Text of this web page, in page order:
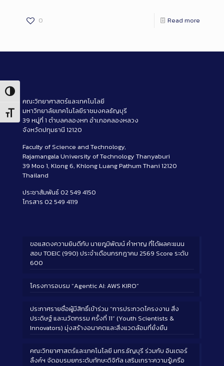
Toggle High Contrast
Toggle Font size
0 Read more
คณะวิทยาศาสตร์และเทคโนโลยี
มหาวิทยาลัยเทคโนโลยีราชมงคลธัญบุรี
39 หมู่ที่ 1 ตำบลคลองหก อำเภอคลองหลวง
จังหวัดปทุมธานี 12120
Faculty of Science and Technology,
Rajamangala University of Technology Thanyaburi
39 Moo 1, Klong 6, Khlong Luang Pathum Thani 12120
Thailand
ประชาสัมพันธ์ 02 549 4150
โทรสาร 02 549 4119
ขอแสดงความยินดีกับ นายภูมิพัฒน์ คำหาญ ที่ได้ผลคะแนน
สอบ TOEIC (990) ประจำเดือนกรกฎาคม 2569 Score ระดับ
600
โครงการอบรม “Agentic AI: AWS KIRO”
ประกาศรายชื่อผู้มีสิทธิ์เข้าร่วม “การประกวดโครงงาน สิ่ง
ประดิษฐ์ และนวัตกรรม ครั้งที่ 11” (Youth Scientists &
Innovators) มุ่งสร้างอนาคตและสิ่งแวดล้อมที่ยั่งยืน
คณะวิทยาศาสตร์และเทคโนโลยี มทร.ธัญบุรี ร่วมกับ อินเตอร์
ลิ้งค์ฯ จัดอบรมยกระดับทักษะดิจิทัล เสริมเกราะความรู้เครือ